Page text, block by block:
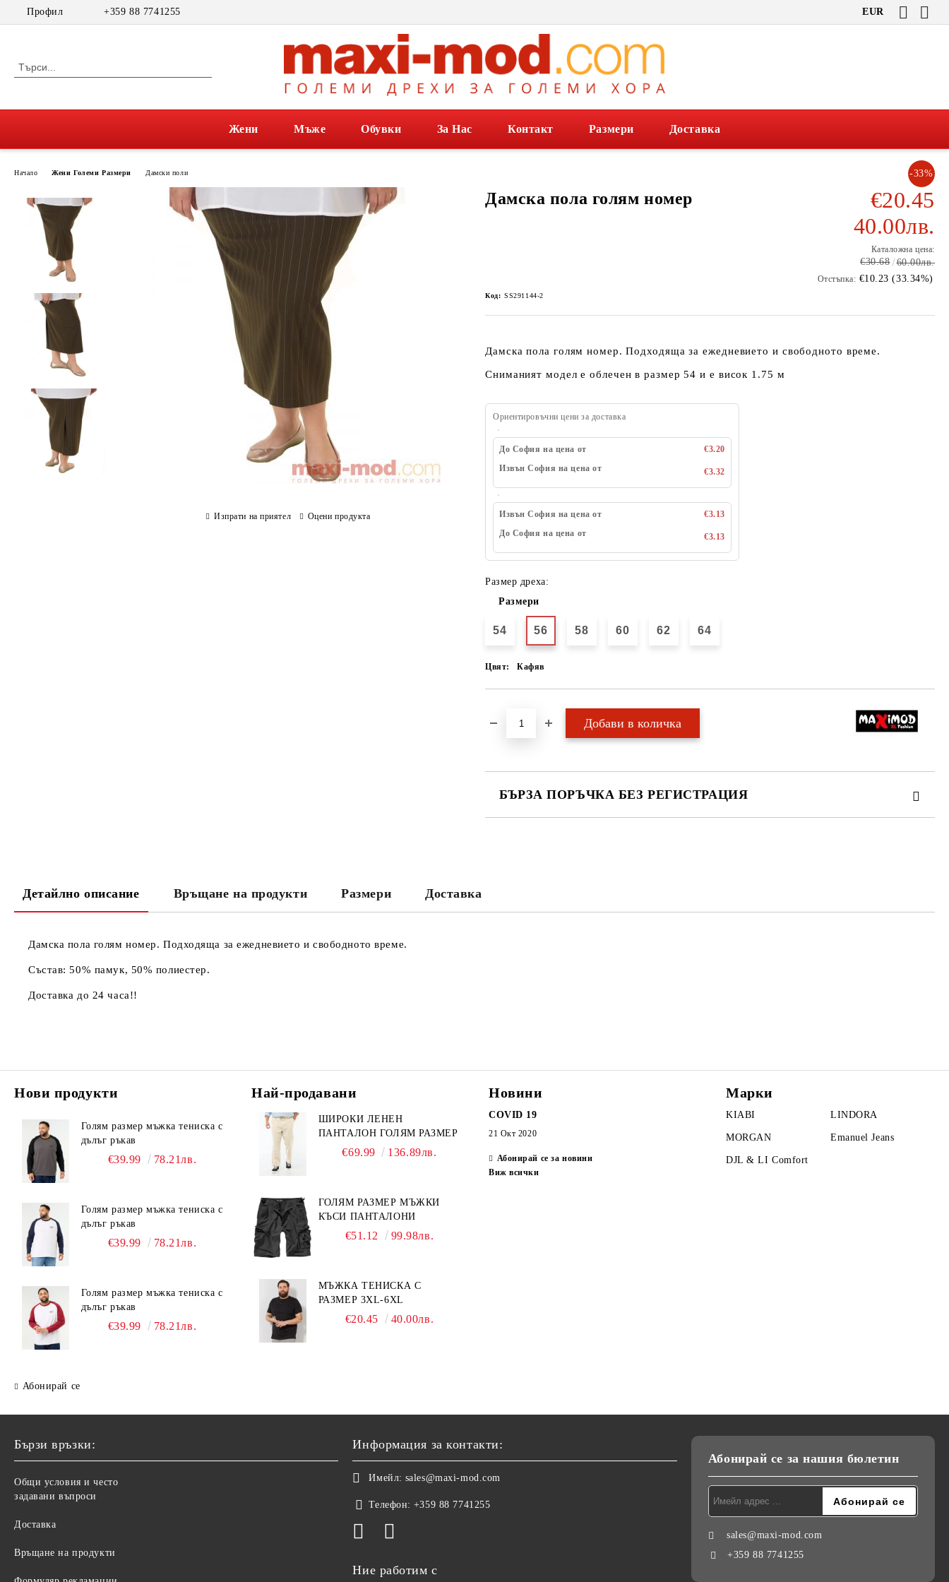
Профил +359 88 7741255 EUR
Жени Мъже Обувки За Нас Контакт Размери Доставка
Начало Жени Големи Размери Дамски поли
Дамска пола голям номер
-33%
€20.45
40.00лв.
Каталожна цена:
€30.68 60.00лв.
Отстъпка: €10.23 (33.34%)
Код: SS291144-2
Дамска пола голям номер. Подходяща за ежедневието и свободното време.
Сниманият модел е облечен в размер 54 и е висок 1.75 м
Ориентировъчни цени за доставка
До София на цена от
€3.20
Извън София на цена от
€3.32
Извън София на цена от
€3.13
До София на цена от
€3.13
Размер дреха:
Размери
54 56 58 60 62 64
Цвят: Кафяв
БЪРЗА ПОРЪЧКА БЕЗ РЕГИСТРАЦИЯ
Изпрати на приятел Оцени продукта
Детайлно описание Връщане на продукти Размери Доставка
Дамска пола голям номер. Подходяща за ежедневието и свободното време.
Състав: 50% памук, 50% полиестер.
Доставка до 24 часа!!
Нови продукти
Голям размер мъжка тениска с
дълъг ръкав
€39.99 78.21лв.
Голям размер мъжка тениска с
дълъг ръкав
€39.99 78.21лв.
Голям размер мъжка тениска с
дълъг ръкав
€39.99 78.21лв.
Абонирай се
Най-продавани
ШИРОКИ ЛЕНЕН
ПАНТАЛОН ГОЛЯМ РАЗМЕР
€69.99 136.89лв.
ГОЛЯМ РАЗМЕР МЪЖКИ
КЪСИ ПАНТАЛОНИ
€51.12 99.98лв.
МЪЖКА ТЕНИСКА С
РАЗМЕР 3XL-6XL
€20.45 40.00лв.
Новини
COVID 19
21 Окт 2020
Абонирай се за новини
Виж всички
Марки
KIABI LINDORA
MORGAN Emanuel Jeans
DJL & LI Comfort
Бързи връзки:
Общи условия и често
задавани въпроси
Доставка
Връщане на продукти
Информация за контакти:
Имейл: sales@maxi-mod.com
Телефон: +359 88 7741255
Ние работим с
Абонирай се за нашия бюлетин
sales@maxi-mod.com
+359 88 7741255